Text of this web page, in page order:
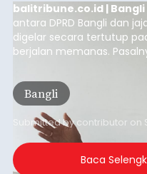
balitribune.co.id | Bangli
antara DPRD Bangli dan
digelar secara tertutup
berjalan memanas.
dana hibah yang
pikiran (pokok-pokok
penjaringan aspirasi
kunjung cair.
Bangli
Submitted bycontributor on
Baca